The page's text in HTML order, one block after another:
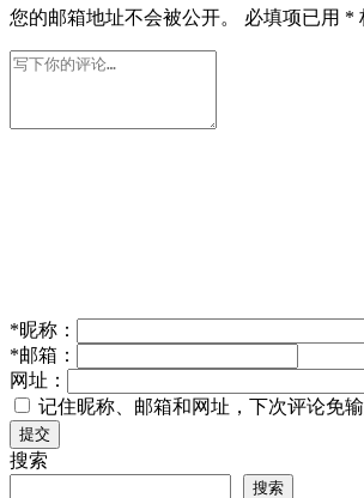
您的邮箱地址不会被公开。 必填项已用 *
*昵称：
*邮箱：
网址：
记住昵称、邮箱和网址，下次评论免输
提交
搜索
搜索